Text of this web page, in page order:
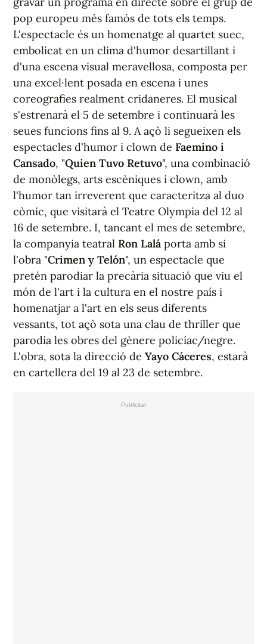
pop europeu més famós de tots els temps.
L'espectacle és un homenatge al quartet suec,
embolicat en un clima d'humor desartillant i
d'una escena visual meravellosa, composta per
una excel·lent posada en escena i unes
coreografies realment cridaneres. El musical
s'estrenarà el 5 de setembre i continuarà les
seues funcions fins al 9. A açò li segueixen els
espectacles d'humor i clown de Faemino i
Cansado, "Quien Tuvo Retuvo", una combinació
de monòlegs, arts escèniques i clown, amb
l'humor tan irreverent que caracteritza al duo
còmic, que visitarà el Teatre Olympia del 12 al
16 de setembre. I, tancant el mes de setembre,
la companyia teatral Ron Lalá porta amb si
l'obra "Crimen y Telón", un espectacle que
pretén parodiar la precària situació que viu el
món de l'art i la cultura en el nostre país i
homenatjar a l'art en els seus diferents
vessants, tot açò sota una clau de thriller que
parodia les obres del gènere policíac/negre.
L'obra, sota la direcció de Yayo Cáceres, estarà
en cartellera del 19 al 23 de setembre.